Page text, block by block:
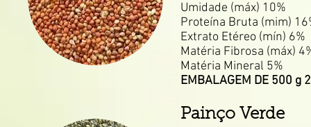
Umidade (máx) 10%
Proteína Bruta (mim)
Extrato Etéreo (mín) 6%
Matéria Fibrosa (máx)
Matéria Mineral 5%
EMBALAGEM DE 500 g
Painço Verde